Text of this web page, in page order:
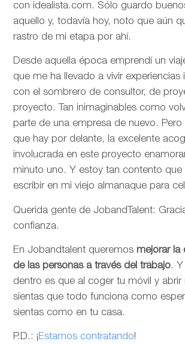
con idealista.com. Sólo guardo
aquello y, todavía hoy, noto que aún
rastro de mi etapa por ahí.
Desde aquella época emprendí un
que me ha llevado a vivir experiencias
con el sombrero de consultor, de
proyecto. Tan inimaginables como
parte de una empresa de nuevo. Pero
que hay por delante, la excelente
involucrada en este proyecto
minuto uno. Y estoy tan contento
escribir en mi viejo almanaque para
Querida gente de JobandTalent:
confianza.
En Jobandtalent queremos mejorar la
de las personas a través del trabajo.
dentro es que al coger tu móvil y abrir
sientas que todo funciona como
sientas como en tu casa.
P.D.: ¡Estamos contratando!